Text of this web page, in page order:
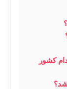
کشور
شد؟